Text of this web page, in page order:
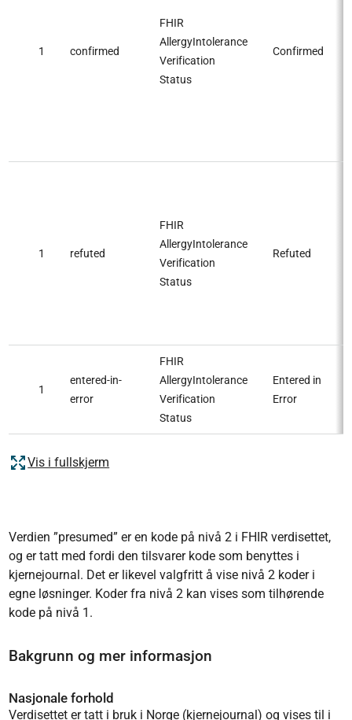
1 confirmed
FHIR
AllergyIntolerance
Verification
Status
Confirmed
1 refuted
FHIR
AllergyIntolerance
Verification
Status
Refuted
1
entered-in-
error
FHIR
AllergyIntolerance
Verification
Status
Entered in
Error
Vis i fullskjerm
Verdien ”presumed” er en kode på nivå 2 i FHIR verdisettet,
og er tatt med fordi den tilsvarer kode som benyttes i
kjernejournal. Det er likevel valgfritt å vise nivå 2 koder i
egne løsninger. Koder fra nivå 2 kan vises som tilhørende
kode på nivå 1.
Bakgrunn og mer informasjon
Nasjonale forhold
Verdisettet er tatt i bruk i Norge (kjernejournal) og vises til i